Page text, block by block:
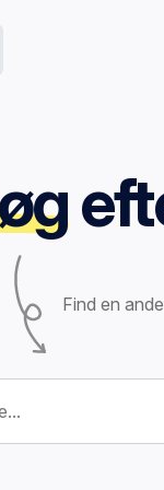
Find en